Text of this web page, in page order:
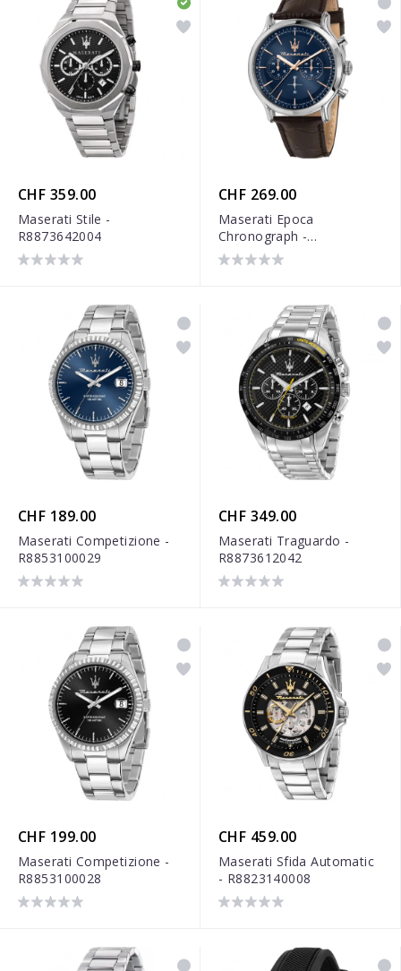
CHF 359.00
Maserati Stile -
R8873642004
CHF 269.00
Maserati Epoca
Chronograph -
R8871618014
CHF 189.00
Maserati Competizione -
R8853100029
CHF 349.00
Maserati Traguardo -
R8873612042
CHF 199.00
Maserati Competizione -
R8853100028
CHF 459.00
Maserati Sfida Automatic
- R8823140008